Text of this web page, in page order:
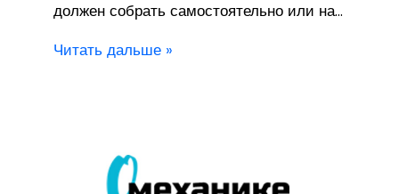
должен собрать самостоятельно или на…
Читать дальше »